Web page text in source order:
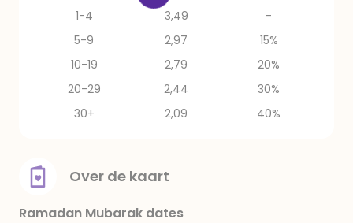
1-4
3,49
-
5-9
2,97
15%
10-19
2,79
20%
20-29
2,44
30%
30+
2,09 40%
Over de kaart
Ramadan Mubarak dates